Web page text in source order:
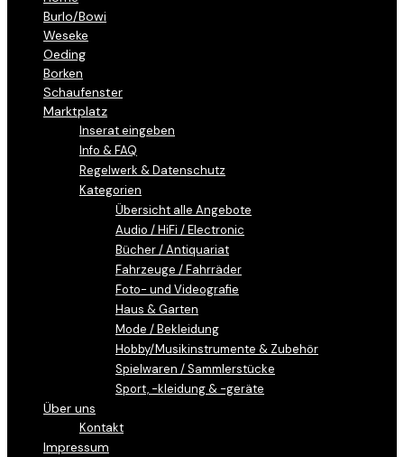
Burlo/Bowi
Weseke
Oeding
Borken
Schaufenster
Marktplatz
Inserat eingeben
Info & FAQ
Regelwerk & Datenschutz
Kategorien
Übersicht alle Angebote
Audio / HiFi / Electronic
Bücher / Antiquariat
Fahrzeuge / Fahrräder
Foto- und Videografie
Haus & Garten
Mode / Bekleidung
Hobby/Musikinstrumente & Zubehör
Spielwaren / Sammlerstücke
Sport, -kleidung & -geräte
Über uns
Kontakt
Impressum